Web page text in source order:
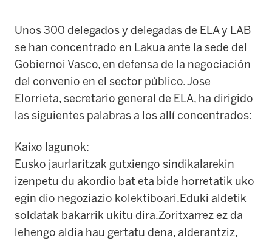
Unos 300 delegados y delegadas de ELA y LAB
se han concentrado en Lakua ante la sede del
Gobiernoi Vasco, en defensa de la negociación
del convenio en el sector público. Jose
Elorrieta, secretario general de ELA, ha dirigido
las siguientes palabras a los allí concentrados:
Kaixo lagunok:
Eusko jaurlaritzak gutxiengo sindikalarekin
izenpetu du akordio bat eta bide horretatik uko
egin dio negoziazio kolektiboari.Eduki aldetik
soldatak bakarrik ukitu dira.Zoritxarrez ez da
lehengo aldia hau gertatu dena, alderantziz,